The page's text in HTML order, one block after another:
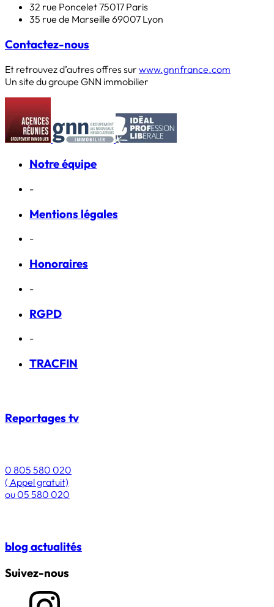
32 rue Poncelet75017 Paris
35 rue de Marseille 69007 Lyon
Contactez-nous
Et retrouvez d’autres offres sur www.gnnfrance.com
Un site du groupe GNN immobilier
Notre équipe
-
Mentions légales
-
Honoraires
-
RGPD
-
TRACFIN
Reportages tv
0 805 580 020
( Appel gratuit)
ou05 580 020
blog actualités
Suivez-nous